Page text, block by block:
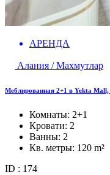
АРЕНДА
Алания / Махмутлар
Меблированная 2+1 в Yekta
Комнаты: 2+1
Кровати: 2
Ванны: 2
Кв. метры: 120 m²
ID : 174